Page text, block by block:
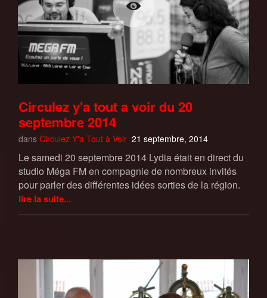
Circulez y'a tout a voir du 20
septembre 2014
dans Circulez Y'a Tout à Voir 21 septembre, 2014
Le samedi 20 septembre 2014 Lydia était en direct du
studio Méga FM en compagnie de nombreux invités
pour parler des différentes idées sorties de la région.
lire la suite...